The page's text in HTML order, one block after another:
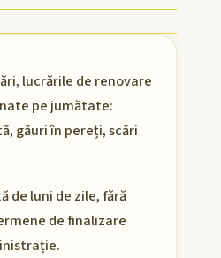
lucrările de renovare
pe jumătate:
găuri în pereți, scări
de luni de zile, fără
de finalizare